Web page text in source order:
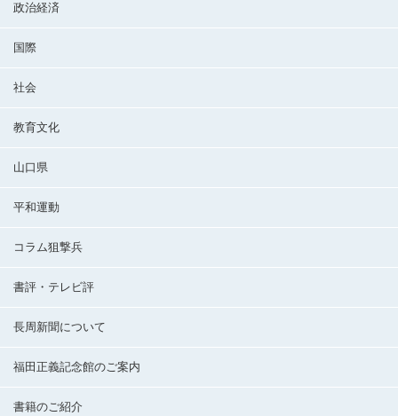
政治経済
国際
社会
教育文化
山口県
平和運動
コラム狙撃兵
書評・テレビ評
長周新聞について
福田正義記念館のご案内
書籍のご紹介